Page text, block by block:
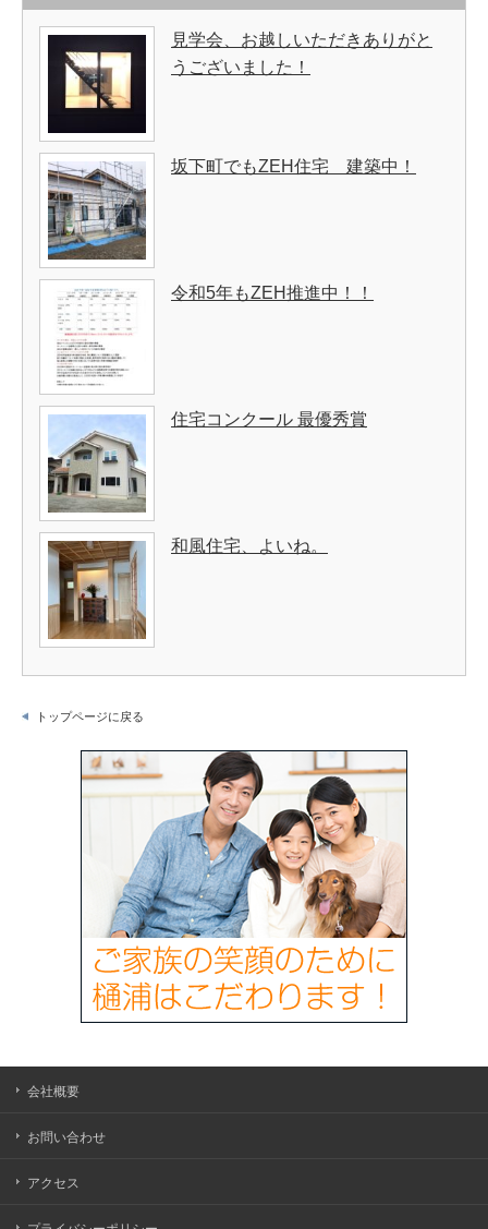
見学会、お越しいただきありがと
うございました！
坂下町でもZEH住宅 建築中！
令和5年もZEH推進中！！
住宅コンクール 最優秀賞
和風住宅、よいね。
トップページに戻る
会社概要
お問い合わせ
アクセス